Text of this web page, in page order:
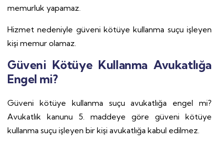
memurluk yapamaz.
Hizmet nedeniyle güveni kötüye kullanma suçu işleyen
kişi memur olamaz.
Güveni Kötüye Kullanma Avukatlığa
Engel mi?
Güveni kötüye kullanma suçu avukatlığa engel mi?
Avukatlık kanunu 5. maddeye göre güveni kötüye
kullanma suçu işleyen bir kişi avukatlığa kabul edilmez.